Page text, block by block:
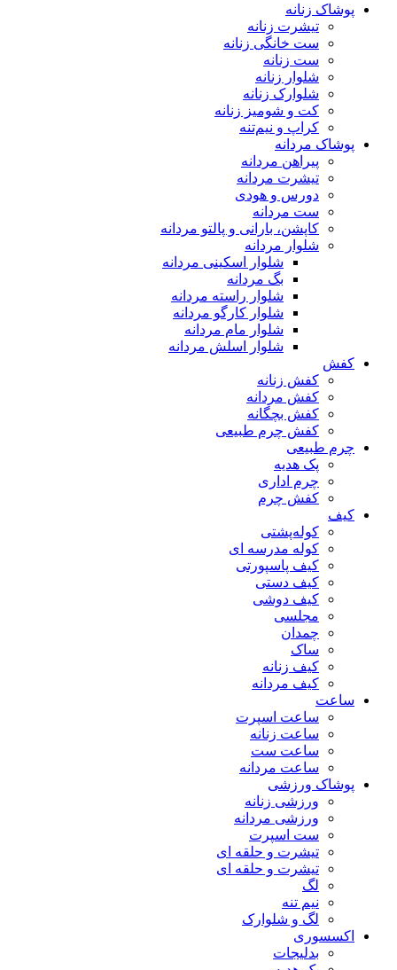
پوشاک زنانه
تیشرت زنانه
ست خانگی زنانه
ست زنانه
شلوار زنانه
شلوارک زنانه
کت و شومیز زنانه
کراپ و نیم‌تنه
پوشاک مردانه
پیراهن مردانه
تیشرت مردانه
دورس و هودی
ست مردانه
کاپشن، بارانی و پالتو مردانه
شلوار مردانه
شلوار اسکینی مردانه
بگ مردانه
شلوار راسته مردانه
شلوار کارگو مردانه
شلوار مام مردانه
شلوار اسلش مردانه
کفش
کفش زنانه
کفش مردانه
کفش بچگانه
کفش چرم طبیعی
چرم طبیعی
پک هدیه
چرم اداری
کفش چرم
کیف
کوله‌پشتی
کوله مدرسه ای
کیف پاسپورتی
کیف دستی
کیف دوشی
مجلسی
چمدان
ساک
کیف زنانه
کیف مردانه
ساعت
ساعت اسپرت
ساعت زنانه
ساعت ست
ساعت مردانه
پوشاک ورزشی
ورزشی زنانه
ورزشی مردانه
ست اسپرت
تیشرت و حلقه ای
تیشرت و حلقه ای
لگ
نیم تنه
لگ و شلوارک
اکسسوری
بدلیجات